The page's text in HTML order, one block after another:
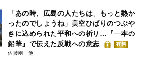
「あの時、広島の人たちは、もっと熱か
ったのでしょうね」美空ひばりのつぶや
きに込められた平和への祈り…『一本の
鉛筆』で伝えた反戦への意志
有料
佐藤剛